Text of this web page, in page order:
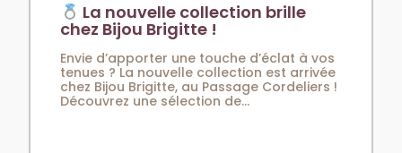
La nouvelle collection brille
chez Bijou Brigitte !
Envie d’apporter une touche d’éclat à vos
tenues ? La nouvelle collection est arrivée
chez Bijou Brigitte, au Passage Cordeliers !
Découvrez une sélection de...